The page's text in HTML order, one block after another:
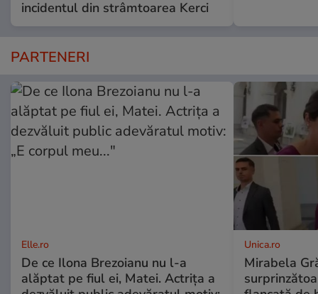
incidentul din strâmtoarea Kerci
PARTENERI
Elle.ro
De ce Ilona Brezoianu nu l-a
alăptat pe fiul ei, Matei. Actrița a
Unica.ro
Mirabela